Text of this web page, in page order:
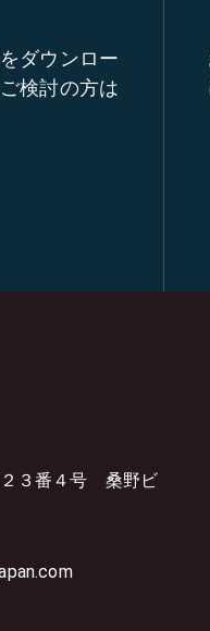
ダウンロー
検討の方は
３番４号 桑野ビ